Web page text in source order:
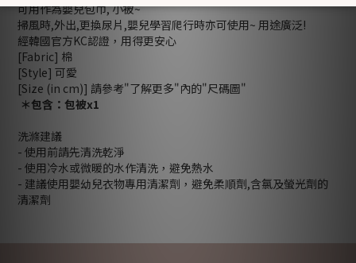
可用作為嬰兒包巾, 小被~
掃風時,外出,更換尿片,嬰兒學習爬行時亦可使用~ 用途廣泛!
經韓國官方KC認證，用得更安心
[Fabric] 棉
[Style] 可愛
[Size (in cm)] 請參考"了解更多"內的"尺碼圖"
＊包含：包被x1
洗滌建議
- 使用前請先清洗乾淨
- 使用冷水或微暖的水作清洗，避免熱水
- 建議使用嬰幼兒衣物專用清潔劑，避免柔順劑,含氯及螢光劑的
清潔劑